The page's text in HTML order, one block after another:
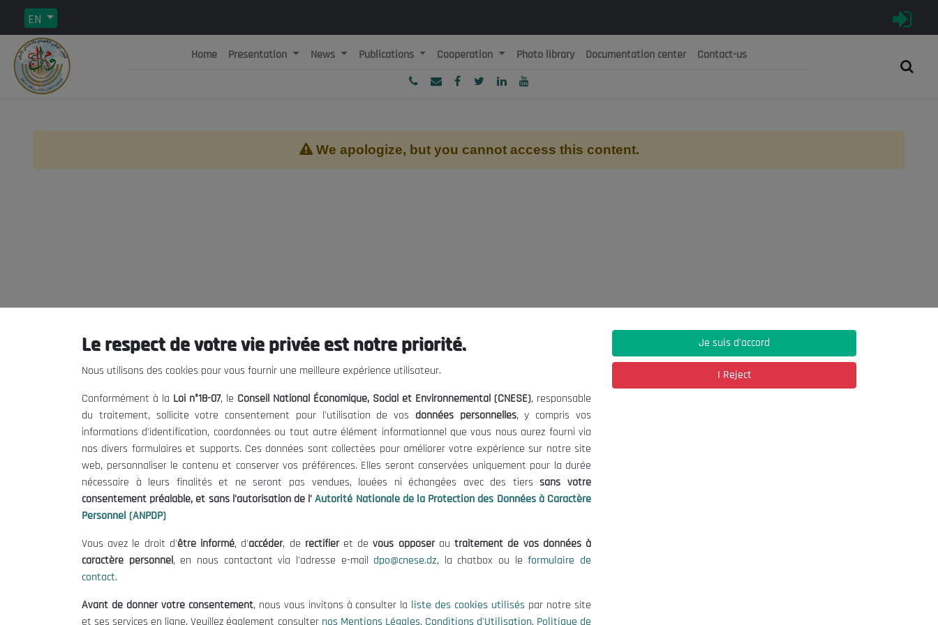
EN
République Algérienne Démocratique et Populaire الجزائرية الديمقراطية الشعبية
Home Presentation News Publications Cooperation Photo library Documentation center Contact-us
We apologize, but you cannot access this content.
THE NESEC
The President
Organisation
Publications
Useful Informations
Legal Notices
Terms of Use
Data Protection Policy
Cookie Policy
contact@cnese.dz
Suggestions or Initiatives?
Newsletter
Inscrivez-vous, soyez le premier à découvrir
nos dernières nouvelles.
Address
03, Rue Hassane Ibn Naamane Les Vergers
Follow Us!
© 2026 National Economic, Social and Environmental Council (NESC)
Le respect de votre vie privée est notre priorité.
Nous utilisons des cookies pour vous fournir une meilleure expérience utilisateur.
Conformément à la Loi n°18-07, le Conseil National Économique, Social et Environnemental (CNESE), responsable
du traitement, sollicite votre consentement pour l'utilisation de vos données personnelles, y compris vos
informations d'identification, coordonnées ou tout autre élément informationnel que vous nous aurez fourni via
nos divers formulaires et supports. Ces données sont collectées pour améliorer votre expérience sur notre site
web, personnaliser le contenu et conserver vos préférences. Elles seront conservées uniquement pour la durée
nécessaire à leurs finalités et ne seront pas vendues, louées ni échangées avec des tierssans votre
consentement préalable, et sans l'autorisation de l' Autorité Nationale de la Protection des Données à Caractère
Personnel (ANPDP)
Vous avez le droit d'être informé, d'accéder, de rectifieret devous opposerautraitement de vos données à
caractère personnel, en nous contactant via l'adresse e-mail dpo@cnese.dz, la chatbox ou leformulaire de
contact.
Avant de donner votre consentement, nous vous invitons à consulter la liste des cookies utilisés par notre site
et ses services en ligne. Veuillez également consulter nos Mentions Légales, Conditions d'Utilisation, Politique de
Je suis d'accord
I Reject